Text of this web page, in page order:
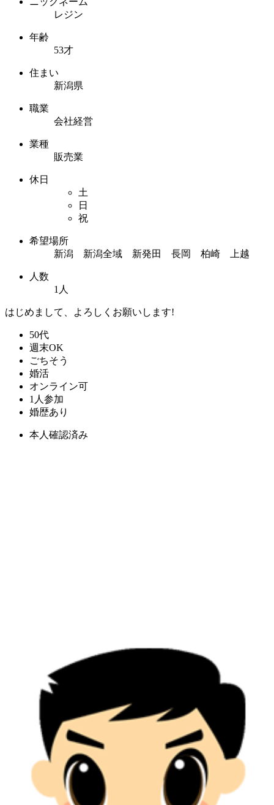
レジン
年齢
53才
住まい
新潟県
職業
会社経営
業種
販売業
休日
土
日
祝
希望場所
新潟 新潟全域 新発田 長岡 柏崎 上越
人数
1人
はじめまして、よろしくお願いします!
50代
週末OK
ごちそう
婚活
オンライン可
1人参加
婚歴あり
本人確認済み